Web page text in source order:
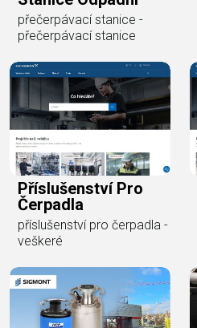
přečerpávací stanice -
přečerpávací stanice
Příslušenství Pro
Čerpadla
příslušenství pro čerpadla -
veškeré